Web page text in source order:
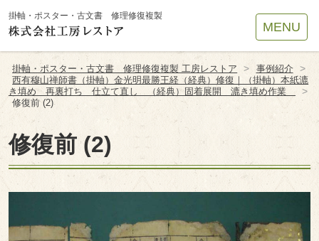
掛軸・ポスター・古文書 修理修復複製
MENU
掛軸・ポスター・古文書 修理修復複製 工房レストア > 事例紹介 >
西有穆山禅師書（掛軸）金光明最勝王経（経典）修復｜（掛軸）本紙漉
き填め 再裏打ち 仕立て直し （経典）固着展開 漉き填め作業
>
修復前 (2)
修復前 (2)
Site
Footer